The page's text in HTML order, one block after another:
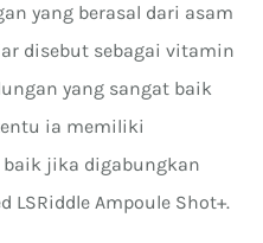
yang berasal dari asam
disebut sebagai vitamin
yang sangat baik
ia memiliki
jika digabungkan
LSRiddle Ampoule Shot+.